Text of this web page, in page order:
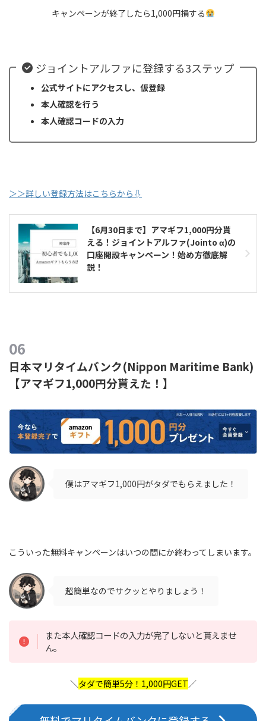
キャンペーンが終了したら1,000円損する
ジョイントアルファに登録する3ステップ
公式サイトにアクセスし、仮登録
本人確認を行う
本人確認コードの入力
＞＞詳しい登録方法はこちらから⇩
【6月30日まで】アマギフ1,000円分貰
える！ジョイントアルファ(Jointo α)の
口座開設キャンペーン！始め方徹底解
説！
日本マリタイムバンク(Nippon Maritime Bank)
【アマギフ1,000円分貰えた！】
僕はアマギフ1,000円がタダでもらえました！
こういった無料キャンペーンはいつの間にか終わってしまいます。
超簡単なのでサクッとやりましょう！
また本人確認コードの入力が完了しないと貰えませ
ん。
＼タダで簡単5分！1,000円GET／